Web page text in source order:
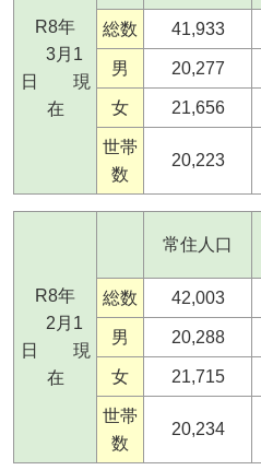
R8年
3月1
日 現
在
総数 41,933
男 20,277
女 21,656
世帯
数
20,223
R8年
2月1
日 現
在
常住人口
総数 42,003
男 20,288
女 21,715
世帯
数
20,234